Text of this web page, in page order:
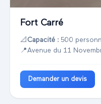
Fort Carré
📐 Capacité : 500
📍Avenue du 11
Demander un devis